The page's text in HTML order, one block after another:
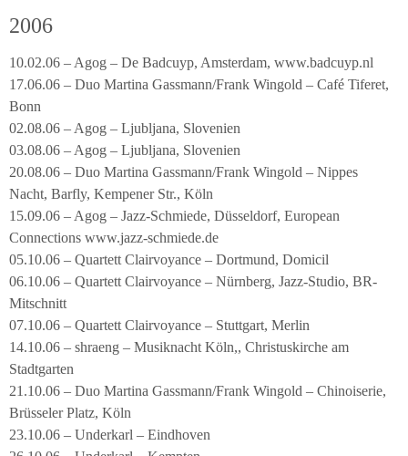
2006
10.02.06 – Agog – De Badcuyp, Amsterdam, www.badcuyp.nl
17.06.06 – Duo Martina Gassmann/Frank Wingold – Café Tiferet,
Bonn
02.08.06 – Agog – Ljubljana, Slovenien
03.08.06 – Agog – Ljubljana, Slovenien
20.08.06 – Duo Martina Gassmann/Frank Wingold – Nippes
Nacht, Barfly, Kempener Str., Köln
15.09.06 – Agog – Jazz-Schmiede, Düsseldorf, European
Connections www.jazz-schmiede.de
05.10.06 – Quartett Clairvoyance – Dortmund, Domicil
06.10.06 – Quartett Clairvoyance – Nürnberg, Jazz-Studio, BR-
Mitschnitt
07.10.06 – Quartett Clairvoyance – Stuttgart, Merlin
14.10.06 – shraeng – Musiknacht Köln,, Christuskirche am
Stadtgarten
21.10.06 – Duo Martina Gassmann/Frank Wingold – Chinoiserie,
Brüsseler Platz, Köln
23.10.06 – Underkarl – Eindhoven